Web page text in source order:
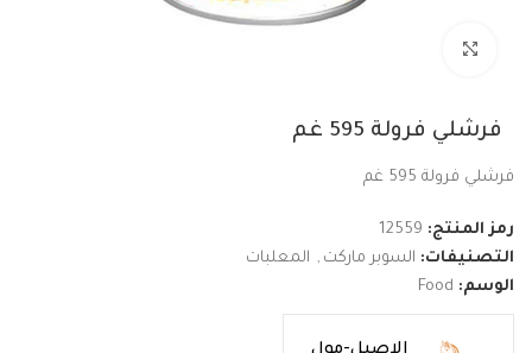
فرشلي فرولة 595 غم
فرشلي فرولة 595 غم
رمز المنتج: 12559
التصنيفات: السوبر ماركت , المعلبات
الوسم: Food